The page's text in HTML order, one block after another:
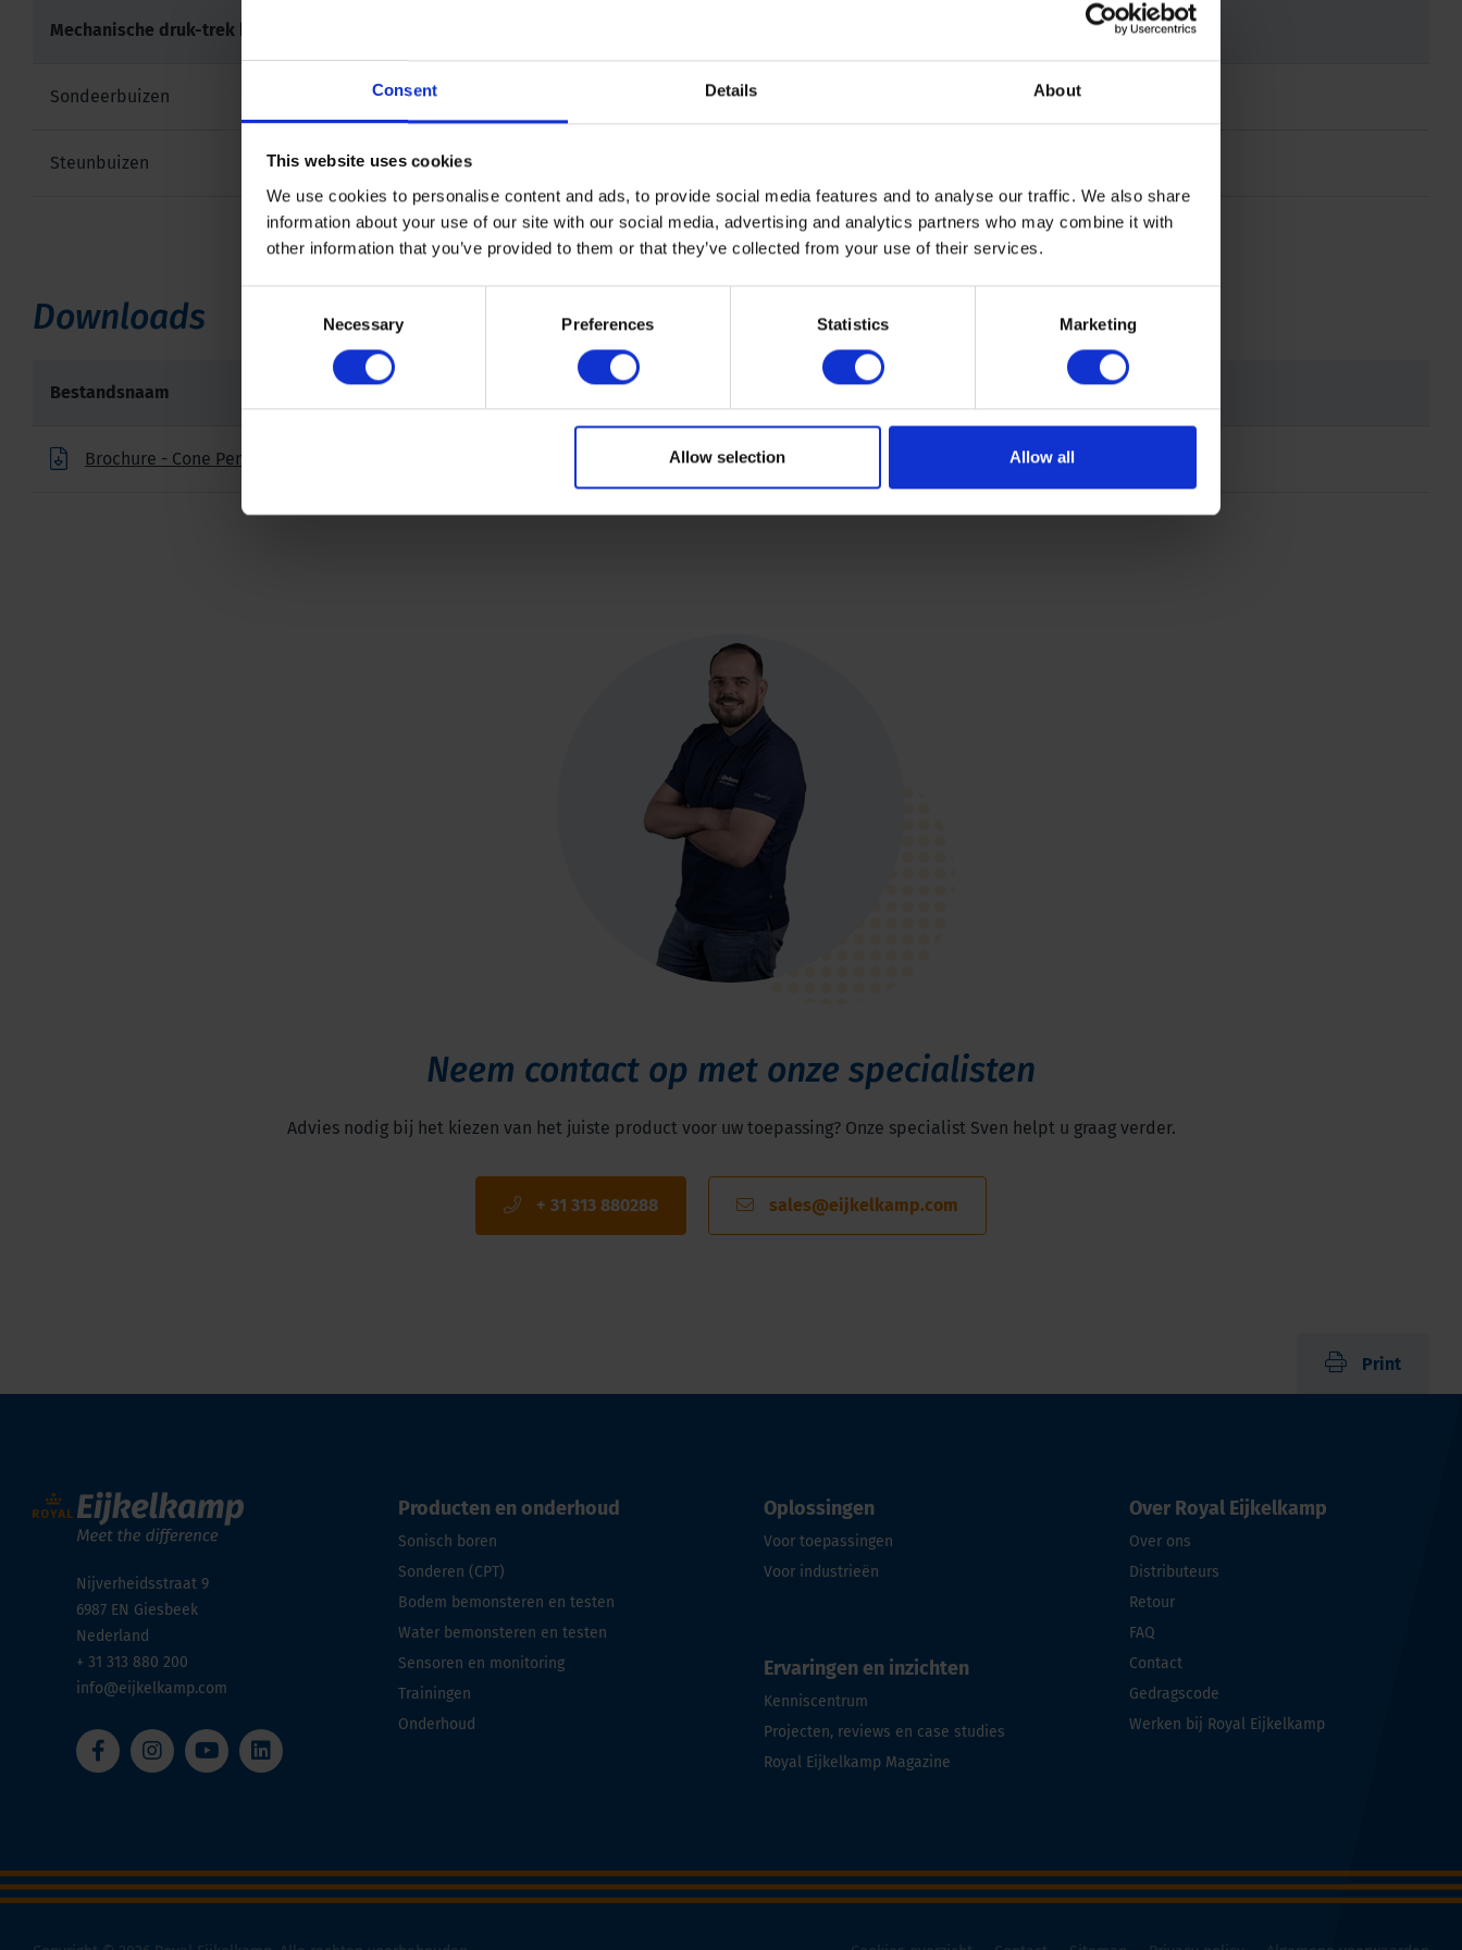
Consent Details About
This website uses cookies
We use cookies to personalise content and ads, to provide social media features and to analyse our traffic. We also share
information about your use of our site with our social media, advertising and analytics partners who may combine it with
other information that you’ve provided to them or that they’ve collected from your use of their services.
Necessary Preferences Statistics Marketing
Allow selection Allow all
Mechanische druk-trek klem
Sondeerbuizen Ø 36 mm | 1.44 in
Steunbuizen
Downloads
Bestandsnaam
Brochure - Cone Penetration Testing Products
Neem contact op met onze specialisten
Advies nodig bij het kiezen van het juiste product voor uw toepassing? Onze specialist Sven helpt u graag verder.
+ 31 313 880288 sales@eijkelkamp.com
Print
Nijverheidsstraat 9
6987 EN Giesbeek
Nederland
+ 31 313 880 200
info@eijkelkamp.com
Producten en onderhoud
Sonisch boren
Sonderen (CPT)
Bodem bemonsteren en testen
Water bemonsteren en testen
Sensoren en monitoring
Trainingen
Onderhoud
Oplossingen
Voor toepassingen
Voor industrieën
Ervaringen en inzichten
Kenniscentrum
Projecten, reviews en case studies
Royal Eijkelkamp Magazine
Over Royal Eijkelkamp
Over ons
Distributeurs
Retour
FAQ
Contact
Gedragscode
Werken bij Royal Eijkelkamp